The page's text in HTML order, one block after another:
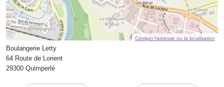
Corriger l’adresse ou la localisation
Boulangerie Letty
64 Route de Lorient
29300 Quimperlé